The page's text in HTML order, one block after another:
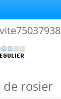
de rosier